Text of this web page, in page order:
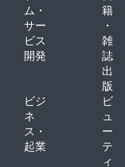
ム・
サー
ビス
開発
籍
・
雑
誌
出
版
ビジ
ネ
ス・
起業
ビ
ュ
ー
テ
ィ